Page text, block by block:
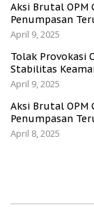
Aksi Brutal OPM
Penumpasan
April 9, 2025
Tolak Provokasi
Stabilitas
April 9, 2025
Aksi Brutal OPM
Penumpasan
April 8, 2025